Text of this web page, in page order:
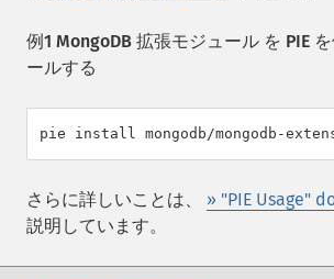
例1 MongoDB 拡張モジュール を PIE
ールする
pie install mongodb/mongodb-
さらに詳しいことは、 » "PIE Usage"
説明しています。